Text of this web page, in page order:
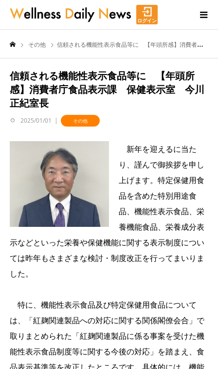
ログイン
その他 信頼される機能性表示食品等に 【年頭所感】消費者庁食品表示課 保健表示室 今川正紀室長
信頼される機能性表示食品等に 【年頭所
感】消費者庁食品表示課 保健表示室 今川
正紀室長
2025/01/01 その他
新年を迎えるに当た
り、謹んで御挨拶を申し
上げます。特定保健用食
品を含めた特別用途食
品、機能性表示食品、栄
養機能食品、栄養成分表
示などといった栄養や保健機能に関する表示制度につい
ては昨年もさまざまな検討・制度改正を行ってまいりま
した。
特に、機能性表示食品及び特定保健用食品について
は、「紅麹関連製品への対応に関する関係閣僚会合」で
取りまとめられた「紅麹関連製品に係る事案を受けた機
能性表示食品制度等に関する今後の対応」を踏まえ、食
品表示基準等を改正したところです。具体的には、機能